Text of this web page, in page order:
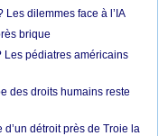
Les dilemmes face à l’IA
brique
Les pédiatres américains
des droits humains reste
détroit près de Troie la